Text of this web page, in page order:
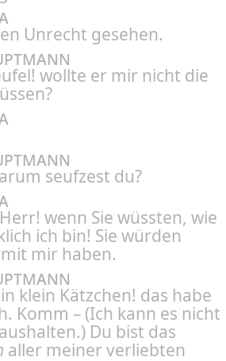
Unrecht gesehen.
wollte er mir nicht die
seufzest du?
wenn Sie wüssten, wie
ich bin! Sie würden
mir haben.
klein Kätzchen! das habe
Komm – (Ich kann es nicht
Du bist das
aller meiner verliebten